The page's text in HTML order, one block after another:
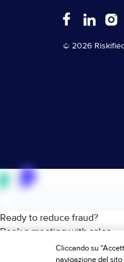
© 2026
Cliccando su
navigazione del